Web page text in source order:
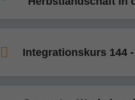
Integrationskurs 144